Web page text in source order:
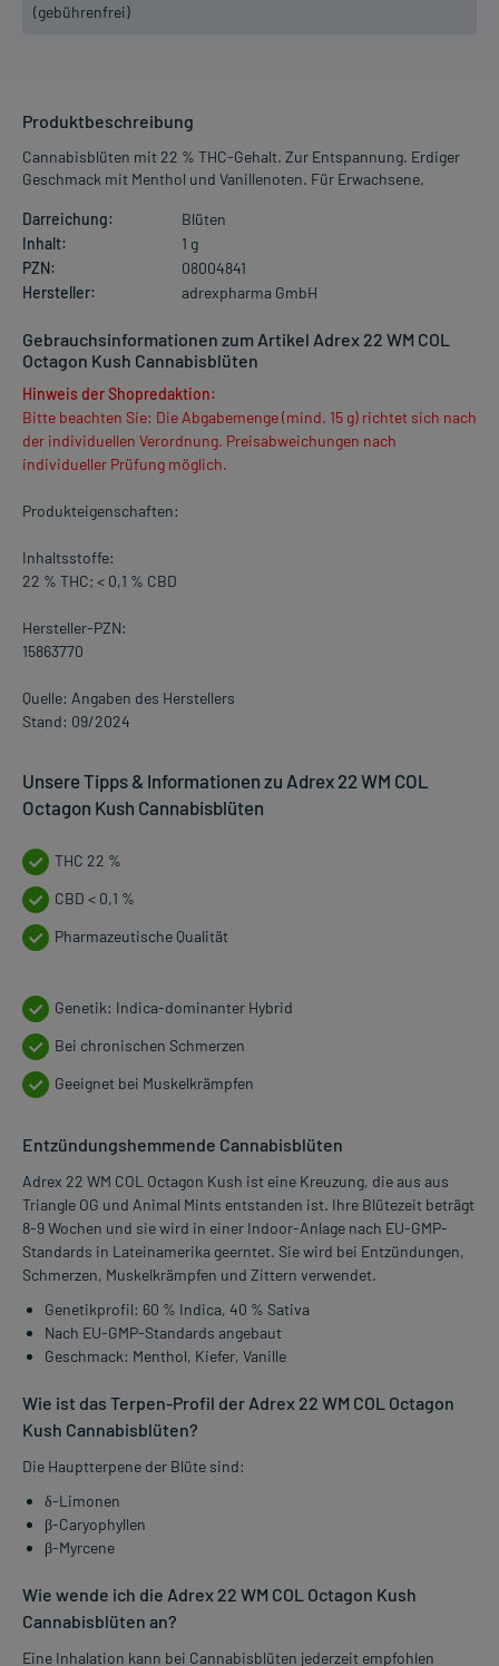
(gebührenfrei)
Produktbeschreibung
Cannabisblüten mit 22 % THC-Gehalt. Zur Entspannung. Erdiger
Geschmack mit Menthol und Vanillenoten. Für Erwachsene.
Darreichung:
Blüten
Inhalt:
1 g
PZN:
08004841
Hersteller:
adrexpharma GmbH
Gebrauchsinformationen zum Artikel Adrex 22 WM COL
Octagon Kush Cannabisblüten
Hinweis der Shopredaktion:
Bitte beachten Sie: Die Abgabemenge (mind. 15 g) richtet sich nach
der individuellen Verordnung. Preisabweichungen nach
individueller Prüfung möglich.
Produkteigenschaften:
Inhaltsstoffe:
22 % THC; < 0,1 % CBD
Hersteller-PZN:
15863770
Quelle: Angaben des Herstellers
Stand: 09/2024
Unsere Tipps & Informationen zu Adrex 22 WM COL
Octagon Kush Cannabisblüten
THC 22 %
CBD < 0,1 %
Pharmazeutische Qualität
Genetik: Indica-dominanter Hybrid
Bei chronischen Schmerzen
Geeignet bei Muskelkrämpfen
Entzündungshemmende Cannabisblüten
Adrex 22 WM COL Octagon Kush ist eine Kreuzung, die aus aus
Triangle OG und Animal Mints entstanden ist. Ihre Blütezeit beträgt
8-9 Wochen und sie wird in einer Indoor-Anlage nach EU-GMP-
Standards in Lateinamerika geerntet. Sie wird bei Entzündungen,
Schmerzen, Muskelkrämpfen und Zittern verwendet.
Genetikprofil: 60 % Indica, 40 % Sativa
Nach EU-GMP-Standards angebaut
Geschmack: Menthol, Kiefer, Vanille
Wie ist das Terpen-Profil der Adrex 22 WM COL Octagon
Kush Cannabisblüten?
Die Hauptterpene der Blüte sind:
δ-Limonen
β-Caryophyllen
β-Myrcene
Wie wende ich die Adrex 22 WM COL Octagon Kush
Cannabisblüten an?
Eine Inhalation kann bei Cannabisblüten jederzeit empfohlen